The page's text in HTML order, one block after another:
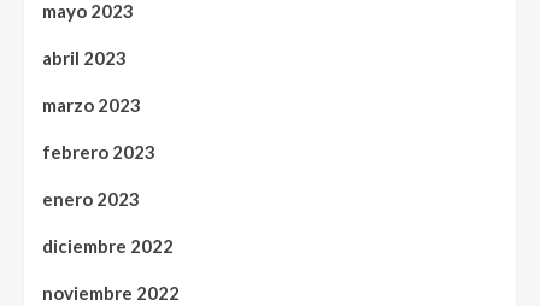
mayo 2023
abril 2023
marzo 2023
febrero 2023
enero 2023
diciembre 2022
noviembre 2022